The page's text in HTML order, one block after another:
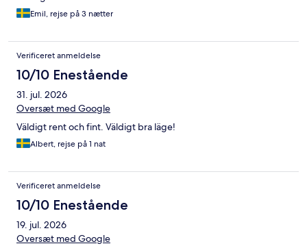
Emil, rejse på 3 nætter
Verificeret anmeldelse
10/10 Enestående
31. jul. 2026
Oversæt med Google
Väldigt rent och fint. Väldigt bra läge!
Albert, rejse på 1 nat
Verificeret anmeldelse
10/10 Enestående
19. jul. 2026
Oversæt med Google